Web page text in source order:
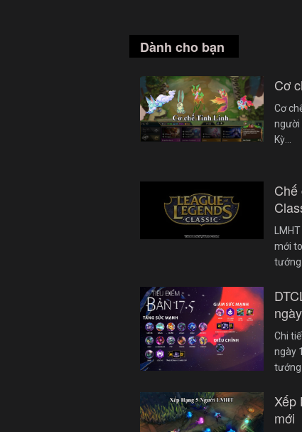
Dành cho bạn
Cơ
Cơ
người
Kỳ…
mới
Chi
ngày
tướng
Xếp
mới